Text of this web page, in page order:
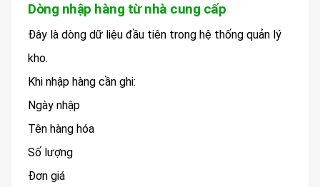
Dòng nhập hàng từ nhà cung cấp
Đây là dòng dữ liệu đầu tiên trong hệ thống quản lý
kho.
Khi nhập hàng cần ghi:
Ngày nhập
Tên hàng hóa
Số lượng
Đơn giá